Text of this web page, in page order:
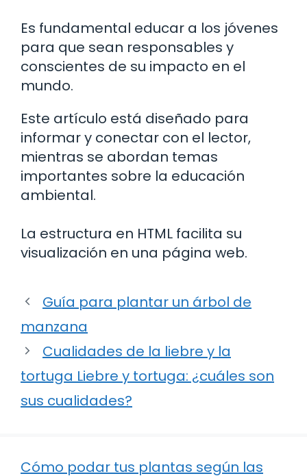
Es fundamental educar a los jóvenes
para que sean responsables y
conscientes de su impacto en el
mundo.
Este artículo está diseñado para
informar y conectar con el lector,
mientras se abordan temas
importantes sobre la educación
ambiental.
La estructura en HTML facilita su
visualización en una página web.
Guía para plantar un árbol de
manzana
Cualidades de la liebre y la
tortuga Liebre y tortuga: ¿cuáles son
sus cualidades?
Cómo podar tus plantas según las